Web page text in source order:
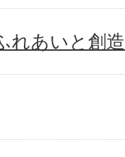
れあいと創